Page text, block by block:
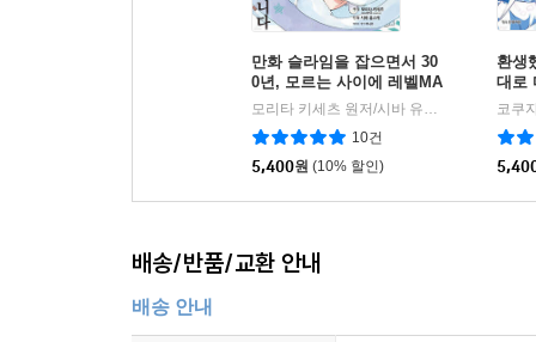
만화 슬라임을 잡으면서 30
0년, 모르는 사이에 레벨MA
X가 되었습니다 14
모리타 키세츠 원저/시바 유스케 글그림/JYH 역
10건
5,400원 (10% 할인)
환생
대로
배송/반품/교환 안내
배송 안내